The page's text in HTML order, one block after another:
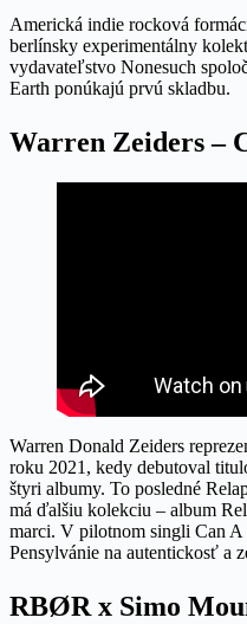
Americká indie rocková
berlínsky experimentálny
vydavateľstvo Nonesuch
Earth ponúkajú prvú skladbu.
Warren Zeiders –
Warren Donald Zeiders
roku 2021, kedy debutoval
štyri albumy. To posledné
má ďalšiu kolekciu – album
marci. V pilotnom singli Can A
Pensylvánie na autentickosť a
RBØR x Simo